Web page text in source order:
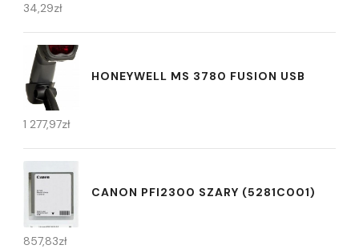
34,29zł
HONEYWELL MS 3780 FUSION USB
1 277,97zł
CANON PFI2300 SZARY (5281C001)
857,83zł